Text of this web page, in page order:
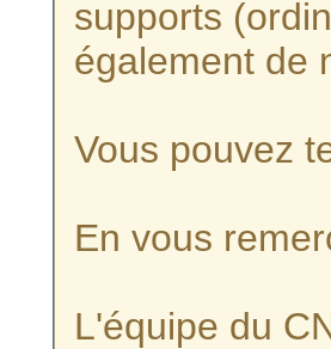
supports
également de
Vous pouvez
En vous
L'équipe du